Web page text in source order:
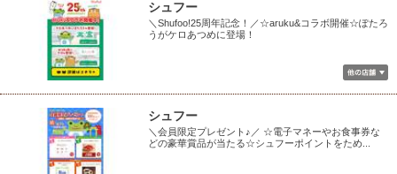
シュフー
＼Shufoo!25周年記念！／☆aruku&コラボ開催☆ぽたろ
うがケロあつめに登場！
シュフー
＼会員限定プレゼント♪／ ☆電子マネーやお食事券な
どの豪華賞品が当たる☆シュフーポイントをため...